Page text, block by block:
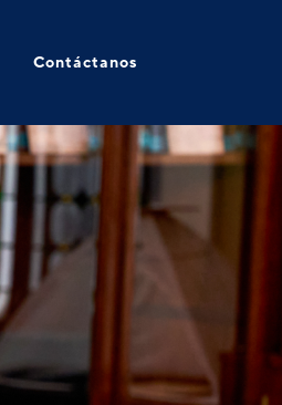
Contáctanos